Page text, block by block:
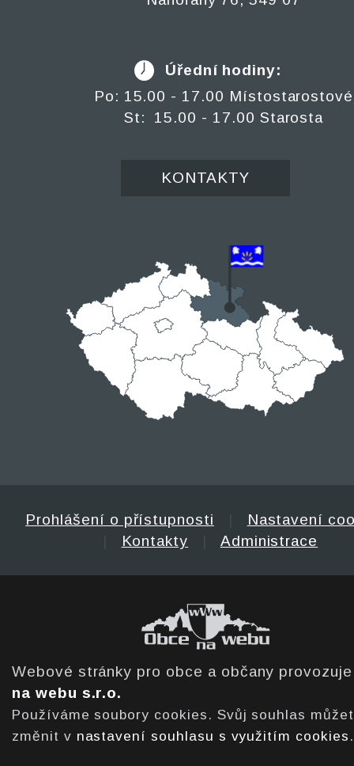
Úřední hodiny:
Po: 15.00 - 17.00 Místostarostové
St: 15.00 - 17.00 Starosta
KONTAKTY
Prohlášení o přístupnosti
Nastavení
Kontakty Administrace
Webové stránky pro obce a občany
na webu s.r.o.
Používáme soubory cookies. Svůj souhlas
změnit v nastavení souhlasu s využitím cookies .